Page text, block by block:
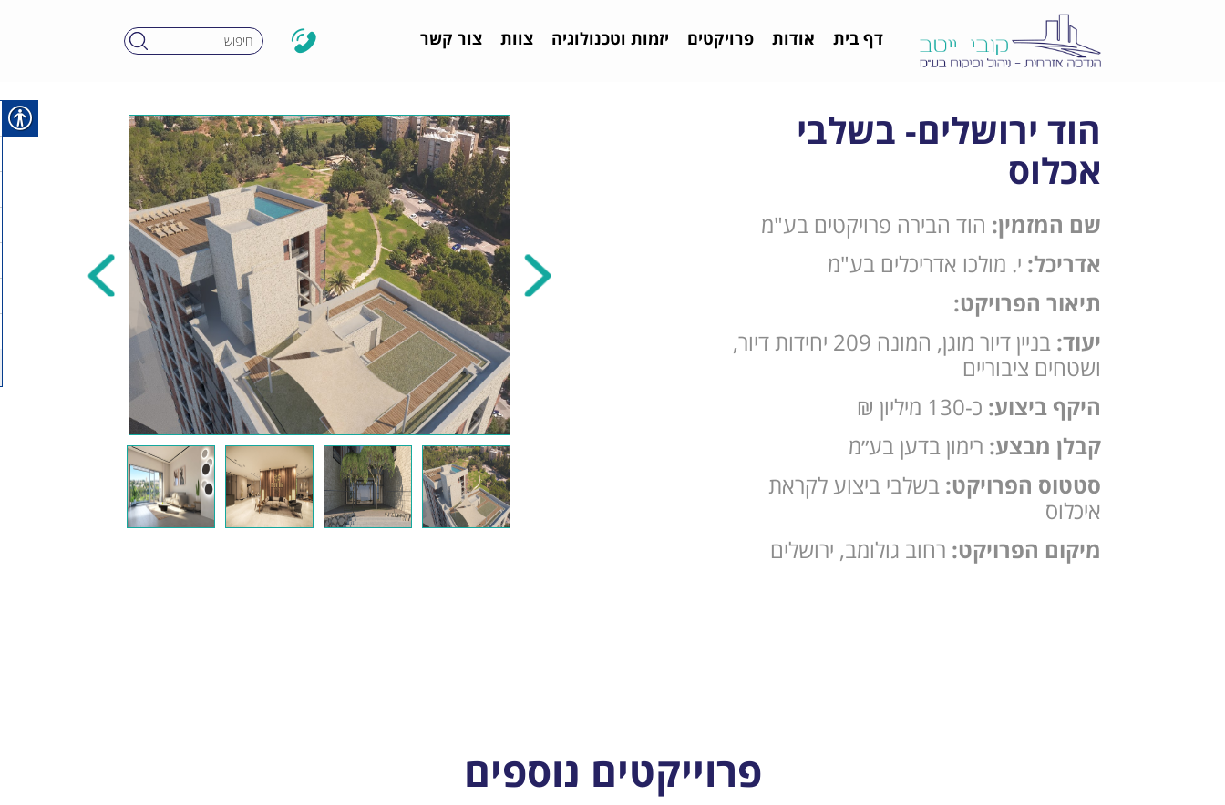
דף בית אודות פרויקטים יזמות וטכנולוגיה צוות צור קשר
הוד ירושלים- בשלבי
אכלוס
שם המזמין: הוד הבירה פרויקטים בע"מ
אדריכל: י. מולכו אדריכלים בע"מ
תיאור הפרויקט:
יעוד:
בניין דיור מוגן, המונה 209 יחידות דיור,
ושטחים ציבוריים
היקף ביצוע: כ-130 מיליון ₪
קבלן מבצע: רימון בדען בע״מ
סטטוס הפרויקט: בשלבי ביצוע לקראת
איכלוס
מיקום הפרויקט: רחוב גולומב, ירושלים
פרוייקטים נוספים